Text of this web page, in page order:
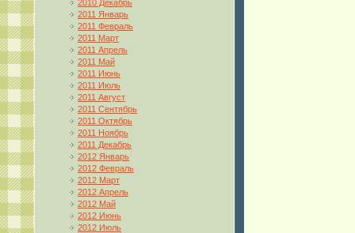
2010 Декабрь
2011 Январь
2011 Февраль
2011 Март
2011 Апрель
2011 Май
2011 Июнь
2011 Июль
2011 Август
2011 Сентябрь
2011 Октябрь
2011 Ноябрь
2011 Декабрь
2012 Январь
2012 Февраль
2012 Март
2012 Апрель
2012 Май
2012 Июнь
2012 Июль